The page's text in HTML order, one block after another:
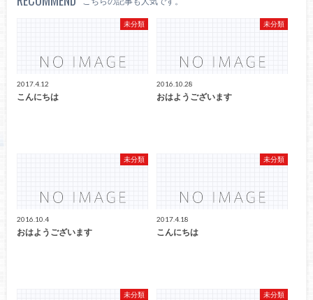
未分類
2017.4.12
こんにちは
未分類
2016.10.28
おはようございます
未分類
2016.10.4
おはようございます
未分類
2017.4.18
こんにちは
未分類 未分類